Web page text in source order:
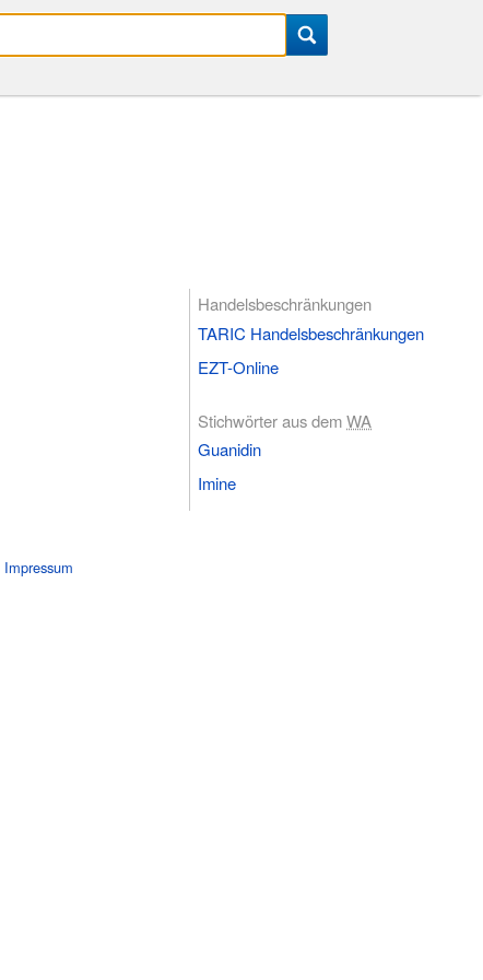
Handelsbeschränkungen
TARIC Handelsbeschränkungen
EZT-Online
Stichwörter aus demWA
Guanidin
Imine
Impressum